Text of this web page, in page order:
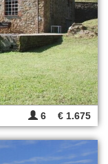
6 € 1.675